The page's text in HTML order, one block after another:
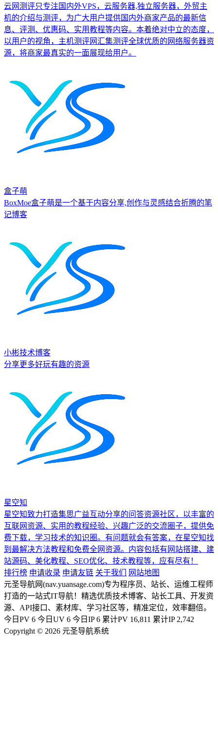
云网测评只专注国内外VPS，云服务器,独立服务器，外贸主
机的介绍与测评，为广大用户提供国内外商家产品的最新信
息、评测、优惠码、实用教程等内容。本着绝对中立的态度，
以用户的视角，主机测评网汇集测评全球优质的网络服务器资
源，将商家最真实的一面展现给用户。
盒子萌
BoxMoe盒子萌是一个基于内容分享,创作与灵感结合折腾的笔
记博客
小彬技术博客
分享更多好玩有趣的资源
星空知
星空知致力打造集思广益互动分享的问答资源社区，以丰富的
互联网资源、实用的教程经验、兴趣广泛的交流圈子，提供免
费下载，学习技术的知识圈。有问题就会有答案，在星空知找
到最解决方法教程和免费全网资源。内容包括有网站搭建、建
站源码、美化教程、SEO优化、技术教程等，应有尽有！
排行榜 申请收录 申请友链 关于我们
网站地图
元圣导航网(nav.yuansage.com)专为程序员、站长、运维工程师
打造的一站式IT导航！精选优质技术博客、站长工具、开发资
源、API接口、素材库、学习社区等，精准定位，效率翻倍。
今日PV 6 今日UV 6 今日IP6 累计PV 16,811 累计IP 2,742
Copyright © 2026 元圣导航系统